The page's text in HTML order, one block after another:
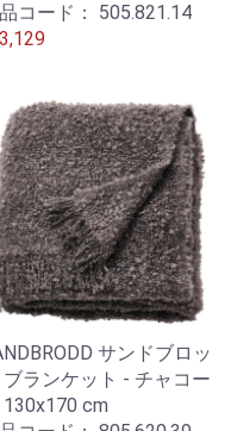
コード： 505.821.14
サンドブロッ
ブランケット - チャコー
130x170 cm